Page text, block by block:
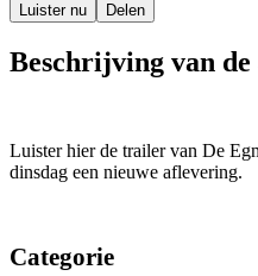
Luister nu Delen
Beschrijving van
Luister hier de trailer van De
dinsdag een nieuwe aflevering.
Categorie